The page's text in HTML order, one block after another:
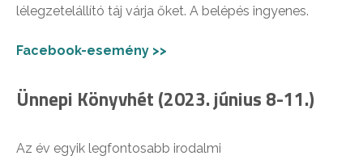
lélegzetelállító táj várja őket. A belépés ingyenes.
Facebook-esemény >>
Ünnepi Könyvhét (2023. június 8-11.)
Az év egyik legfontosabb irodalmi